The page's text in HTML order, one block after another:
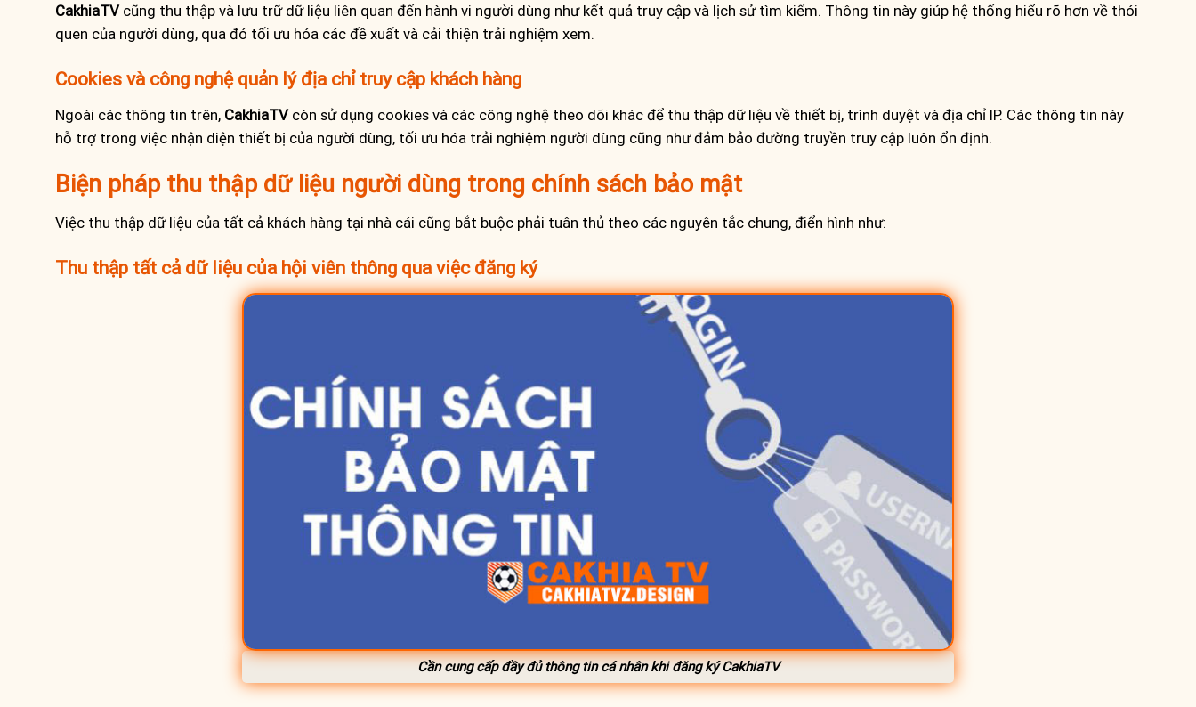
CakhiaTVcũng thu thập và lưu trữ dữ liệu liên quan đến hành vi người dùng như kết quả truy cập và lịch sử tìm kiếm. Thông tin này giúp hệ thống hiểu rõ hơn về thói
quen của người dùng, qua đó tối ưu hóa các đề xuất và cải thiện trải nghiệm xem.
Cookies và công nghệ quản lý địa chỉ truy cập khách hàng
Ngoài các thông tin trên, CakhiaTVcòn sử dụng cookies và các công nghệ theo dõi khác để thu thập dữ liệu về thiết bị, trình duyệt và địa chỉ IP. Các thông tin này
hỗ trợ trong việc nhận diện thiết bị của người dùng, tối ưu hóa trải nghiệm người dùng cũng như đảm bảo đường truyền truy cập luôn ổn định.
Biện pháp thu thập dữ liệu người dùng trong chính sách bảo mật
Việc thu thập dữ liệu của tất cả khách hàng tại nhà cái cũng bắt buộc phải tuân thủ theo các nguyên tắc chung, điển hình như:
Thu thập tất cả dữ liệu của hội viên thông qua việc đăng ký
Cần cung cấp đầy đủ thông tin cá nhân khi đăng ký CakhiaTV